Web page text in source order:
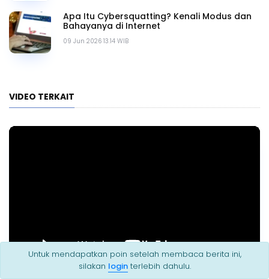
09 Jun 2026 13.14 WIB
Apa Itu Cybersquatting? Kenali Modus dan
Bahayanya di Internet
VIDEO TERKAIT
Untuk mendapatkan poin setelah membaca berita ini,
silakan loginterlebih dahulu.